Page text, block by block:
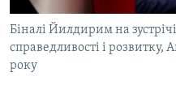
УКРАЇНСЬКА ПРОБЛЕМА КРИМУ
ІНФОГРАФІКА
ДОЛУЧАЙСЯ!
Біналі Йилдирим на
справедливості і розвитку,
року